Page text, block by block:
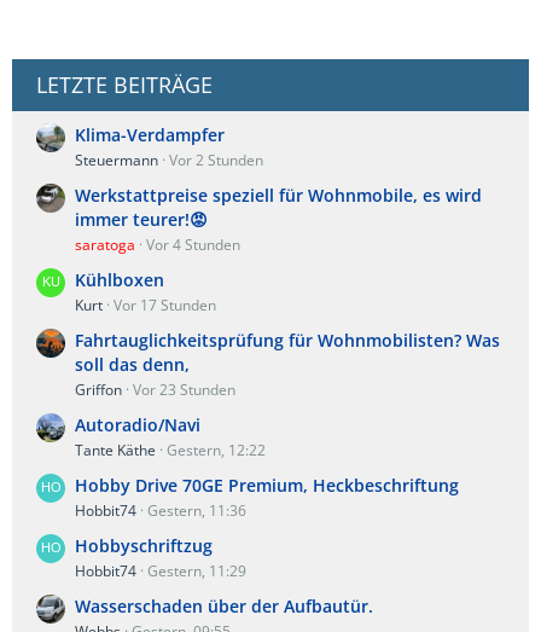
LETZTE BEITRÄGE
Klima-Verdampfer
Steuermann Vor 2 Stunden
Werkstattpreise speziell für Wohnmobile, es wird
immer teurer!😡
saratoga Vor 4 Stunden
Kühlboxen
Kurt Vor 17 Stunden
Fahrtauglichkeitsprüfung für Wohnmobilisten? Was
soll das denn,
Griffon Vor 23 Stunden
Autoradio/Navi
Tante Käthe Gestern, 12:22
Hobby Drive 70GE Premium, Heckbeschriftung
Hobbit74 Gestern, 11:36
Hobbyschriftzug
Hobbit74 Gestern, 11:29
Wasserschaden über der Aufbautür.